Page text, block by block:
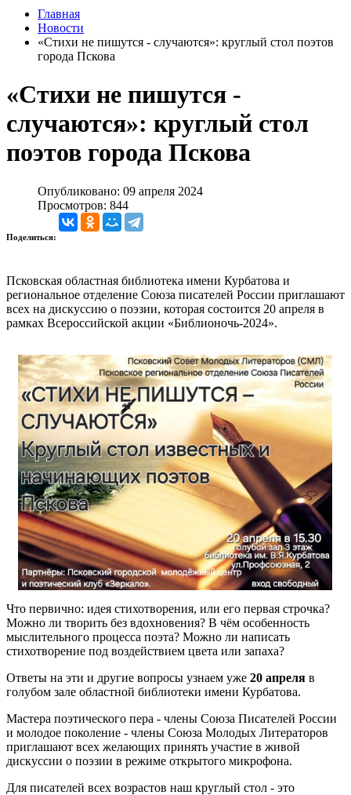
Главная
Новости
«Стихи не пишутся - случаются»: круглый стол поэтов
города Пскова
«Стихи не пишутся -
случаются»: круглый стол
поэтов города Пскова
Опубликовано: 09 апреля 2024
Просмотров: 844
Поделиться:
Псковская областная библиотека имени Курбатова и
региональное отделение Союза писателей России приглашают
всех на дискуссию о поэзии, которая состоится 20 апреля в
рамках Всероссийской акции «Библионочь-2024».
Что первично: идея стихотворения, или его первая строчка?
Можно ли творить без вдохновения? В чём особенность
мыслительного процесса поэта? Можно ли написать
стихотворение под воздействием цвета или запаха?
Ответы на эти и другие вопросы узнаем уже 20 апреля в
голубом зале областной библиотеки имени Курбатова.
Мастера поэтического пера - члены Cоюза Писателей России
и молодое поколение - члены Союза Молодых Литераторов
приглашают всех желающих принять участие в живой
дискуссии о поэзии в режиме открытого микрофона.
Для писателей всех возрастов наш круглый стол - это